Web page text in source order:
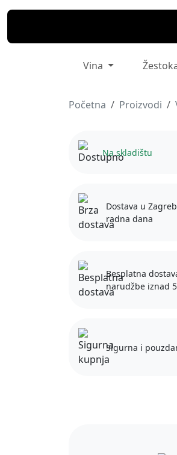
Vina
Početna Proizvodi
Na skladištu
Dostava u
radna dana
Besplatna
narudžbe iznad
Sigurna i